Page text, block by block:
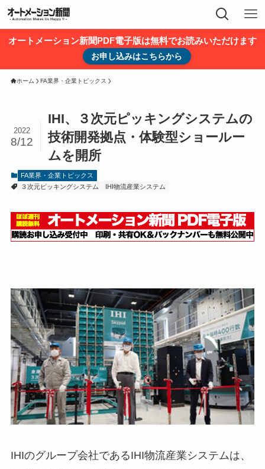
オートメーション新聞PDF電子版は無料でお読みいただけます
お申し込みはこちらから
ホーム FA業界・企業トピックス
IHI、３次元ピッキングシステムの
技術開発拠点・体験型ショールー
ムを開所
2022
8/12
FA業界・企業トピックス
３次元ピッキングシステム
IHI物流産業システム
IHIのグループ会社であるIHI物流産業システムは、